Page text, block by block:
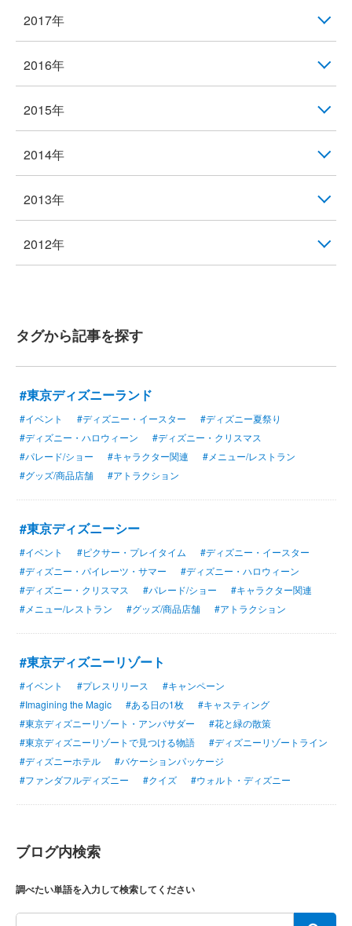
2017年
2016年
2015年
2014年
2013年
2012年
タグから記事を探す
#東京ディズニーランド
#イベント #ディズニー・イースター
#ディズニー夏祭り
#ディズニー・ハロウィーン
#ディズニー・クリスマス
#パレード/ショー
#キャラクター関連
#メニュー/レストラン
#グッズ/商品店舗
#アトラクション
#東京ディズニーシー
#イベント #ピクサー・プレイタイム
#ディズニー・イースター
#ディズニー・パイレーツ・サマー
#ディズニー・ハロウィーン
#ディズニー・クリスマス
#パレード/ショー
#キャラクター関連
#メニュー/レストラン
#グッズ/商品店舗 #アトラクション
#東京ディズニーリゾート
#イベント #プレスリリース
#キャンペーン
#Imagining the Magic
#ある日の1枚
#キャスティング
#東京ディズニーリゾート・アンバサダー
#花と緑の散策
#東京ディズニーリゾートで見つける物語
#ディズニーリゾートライン
#ディズニーホテル
#バケーションパッケージ
#ファンダフルディズニー
#クイズ #ウォルト・ディズニー
ブログ内検索
調べたい単語を入力して検索してください